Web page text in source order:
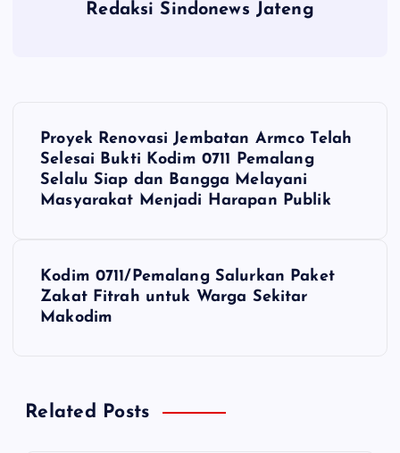
Redaksi Sindonews Jateng
NProyek Renovasi Jembatan Armco Telah
Selesai Bukti Kodim 0711 Pemalang
Selalu Siap dan Bangga Melayani
Masyarakat Menjadi Harapan Publik
Kodim 0711/Pemalang Salurkan Paket
Zakat Fitrah untuk Warga Sekitar
Makodim
Related Posts